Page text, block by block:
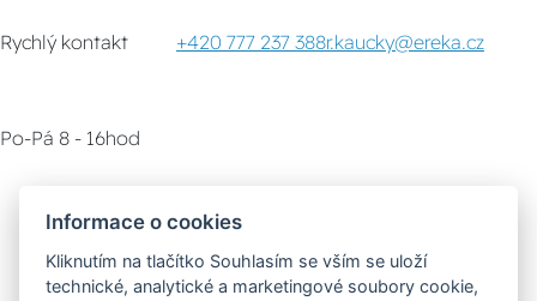
Rychlý kontakt +420 777 237 388r.kaucky@ereka.cz
Po-Pá 8 - 16hod
Poradna
Informace o cookies
Kliknutím na tlačítko Souhlasím se vším se uloží
technické, analytické a marketingové soubory cookie,